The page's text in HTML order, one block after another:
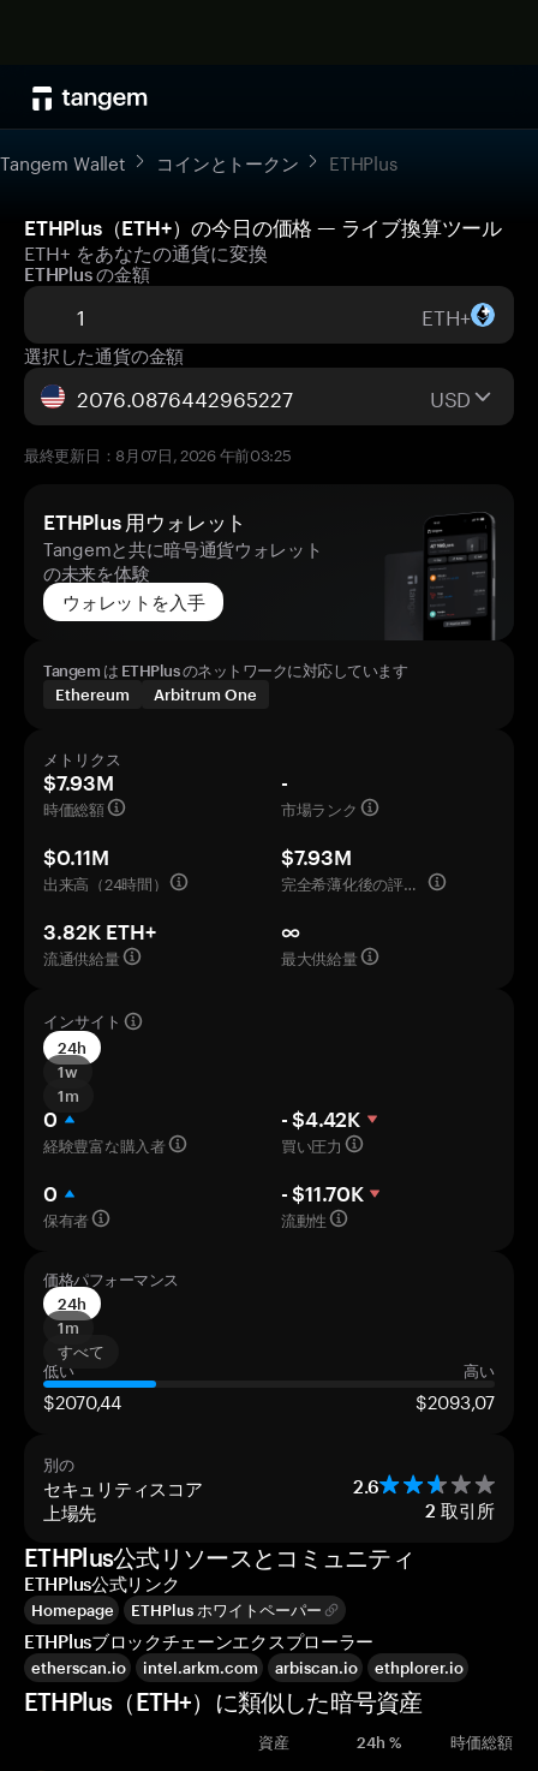
Tangem Wallet コインとトークン ETHPlus
ETHPlus（ETH+）の今日の価格 — ライブ換算ツール
ETH+ をあなたの通貨に変換
ETHPlus の金額
ETH+
選択した通貨の金額
USD
最終更新日：8月07日, 2026 午前03:25
ETHPlus 用ウォレット
Tangemと共に暗号通貨ウォレット
の未来を体験
ウォレットを入手
Tangem は ETHPlus のネットワークに対応しています
Ethereum
Arbitrum One
メトリクス
$7.93M
時価総額
-
市場ランク
$0.11M
出来高（24時間）
$7.93M
完全希薄化後の評価額
3.82K ETH+
流通供給量
∞
最大供給量
インサイト
24h
1w
1m
0
経験豊富な購入者
- $4.42K
買い圧力
0
保有者
- $11.70K
流動性
価格パフォーマンス
24h
1m
すべて
低い
高い
$2070,44 $2093,07
別の
セキュリティスコア 2.6
上場先 2 取引所
ETHPlus公式リソースとコミュニティ
ETHPlus公式リンク
Homepage ETHPlus ホワイトペーパー
ETHPlusブロックチェーンエクスプローラー
etherscan.io intel.arkm.com arbiscan.io ethplorer.io
ETHPlus（ETH+）に類似した暗号資産
資産 24h % 時価総額